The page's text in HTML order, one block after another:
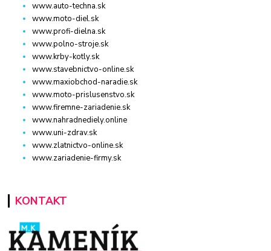
www.auto-techna.sk
www.moto-diel.sk
www.profi-dielna.sk
www.polno-stroje.sk
www.krby-kotly.sk
www.stavebnictvo-online.sk
www.maxiobchod-naradie.sk
www.moto-prislusenstvo.sk
www.firemne-zariadenie.sk
www.nahradnediely.online
www.uni-zdrav.sk
www.zlatnictvo-online.sk
www.zariadenie-firmy.sk
KONTAKT